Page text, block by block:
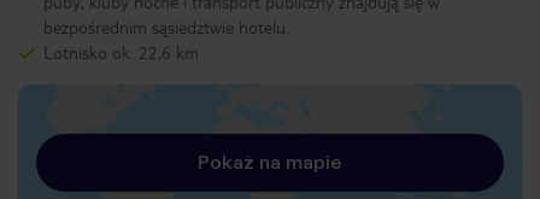
bezpośrednim sąsiedztwie hotelu.
Lotnisko ok. 22,6 km
Pokaż na mapie